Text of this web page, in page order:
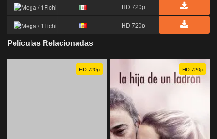
HD 720p
HD 720p
Películas Relacionadas
HD 720p HD 720p